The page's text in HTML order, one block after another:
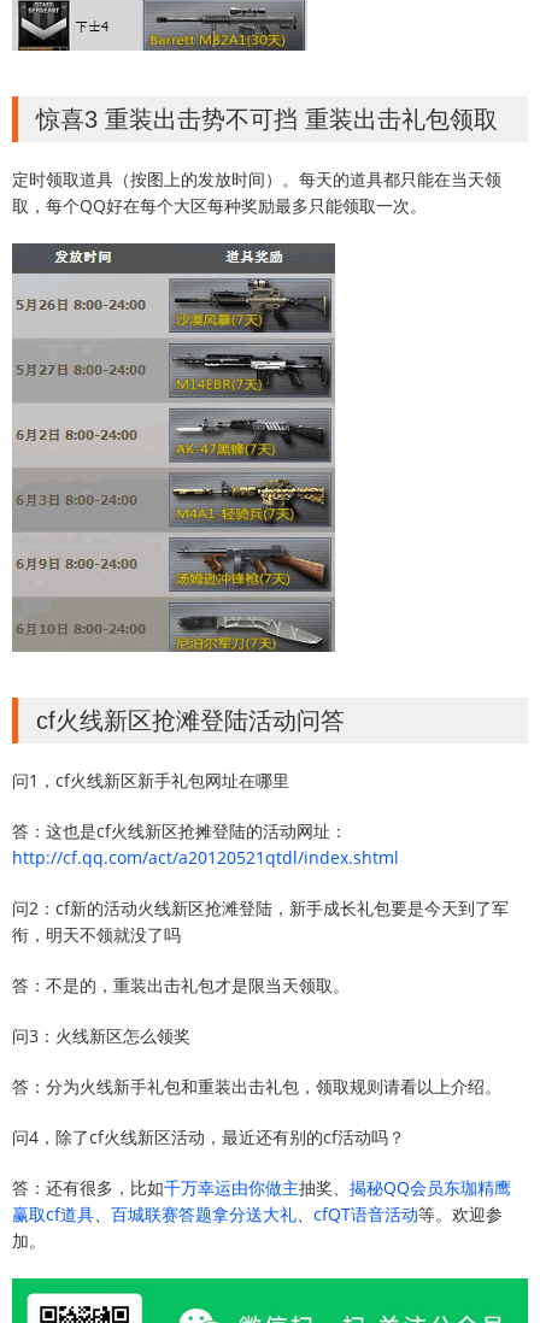
惊喜3 重装出击势不可挡 重装出击礼包领取
定时领取道具（按图上的发放时间）。每天的道具都只能在当天领
取，每个QQ好在每个大区每种奖励最多只能领取一次。
cf火线新区抢滩登陆活动问答
问1，cf火线新区新手礼包网址在哪里
答：这也是cf火线新区抢摊登陆的活动网址：
http://cf.qq.com/act/a20120521qtdl/index.shtml
问2：cf新的活动火线新区抢滩登陆，新手成长礼包要是今天到了军
衔，明天不领就没了吗
答：不是的，重装出击礼包才是限当天领取。
问3：火线新区怎么领奖
答：分为火线新手礼包和重装出击礼包，领取规则请看以上介绍。
问4，除了cf火线新区活动，最近还有别的cf活动吗？
答：还有很多，比如千万幸运由你做主抽奖、 揭秘QQ会员东珈精鹰
赢取cf道具
百城联赛答题拿分送大礼 cfQT语音活动等。欢迎参
加。